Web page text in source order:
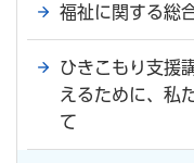
福祉に関する総
ひきこもり支援
えるために、私
て